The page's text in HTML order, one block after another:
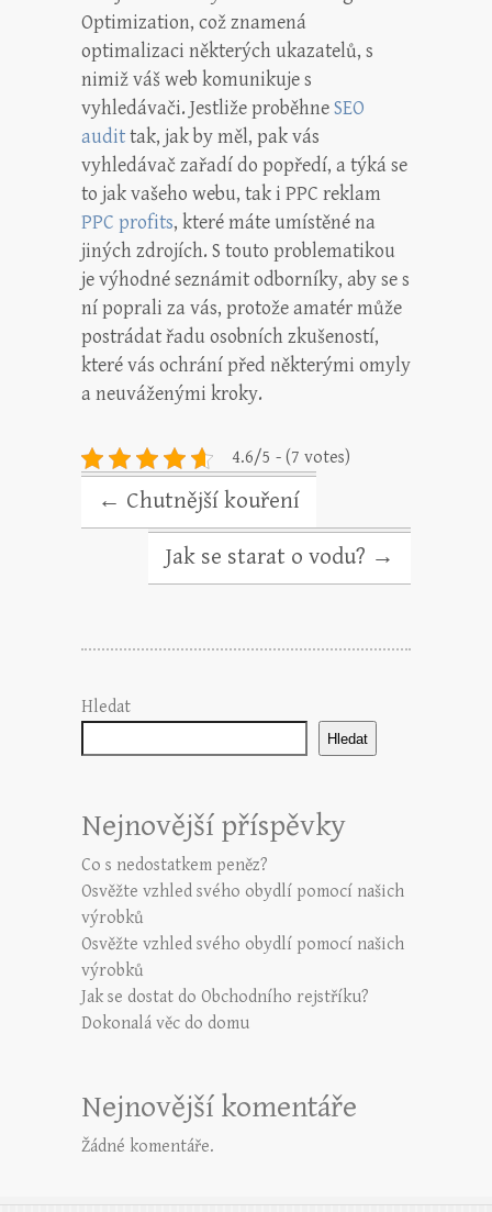
Optimization, což znamená
optimalizaci některých ukazatelů, s
nimiž váš web komunikuje s
vyhledávači. Jestliže proběhneSEO
audittak, jak by měl, pak vás
vyhledávač zařadí do popředí, a týká se
to jak vašeho webu, tak i PPC reklam
PPC profits, které máte umístěné na
jiných zdrojích. S touto problematikou
je výhodné seznámit odborníky, aby se s
ní poprali za vás, protože amatér může
postrádat řadu osobních zkušeností,
které vás ochrání před některými omyly
a neuváženými kroky.
4.6/5 - (7 votes)
← Chutnější kouření
Jak se starat o vodu? →
Hledat
Hledat
Nejnovější příspěvky
Co s nedostatkem peněz?
Osvěžte vzhled svého obydlí pomocí našich
výrobků
Osvěžte vzhled svého obydlí pomocí našich
výrobků
Jak se dostat do Obchodního rejstříku?
Dokonalá věc do domu
Nejnovější komentáře
Žádné komentáře.